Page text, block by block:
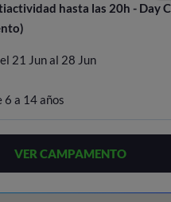
hasta las 20h - Day
21 Jun al 28 Jun
6 a 14 años
VER CAMPAMENTO